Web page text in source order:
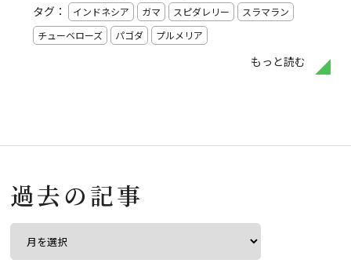
もっと読む
タグ： インドネシア ガマ スピダレリー
スラマラン
チューベローズ
パゴダ プルメリア
過去の記事